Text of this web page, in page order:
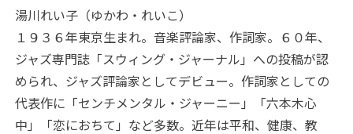
湯川れい子（ゆかわ・れいこ）
１９３６年東京生まれ。音楽評論家、作詞家。６０年、
ジャズ専門誌「スウィング・ジャーナル」への投稿が認
められ、ジャズ評論家としてデビュー。作詞家としての
代表作に「センチメンタル・ジャーニー」「六本木心
中」「恋におちて」など多数。近年は平和、健康、教